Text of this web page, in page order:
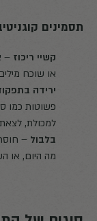
תסמינים
קשיי ריכוז –
או שוכח
ירידה
פשוטות כמו
למכולת,
בלבול –
מה היום, או